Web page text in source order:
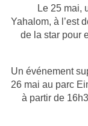
Le 25 mai,
Yahalom, à l’est
de la star pour
Un événement
26 mai au parc
à partir de